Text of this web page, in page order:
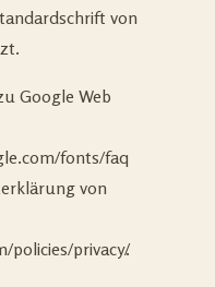
von
Google Web
fonts/faq
von
privacy/.